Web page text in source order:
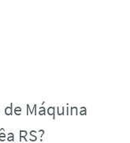
Máquina
RS?